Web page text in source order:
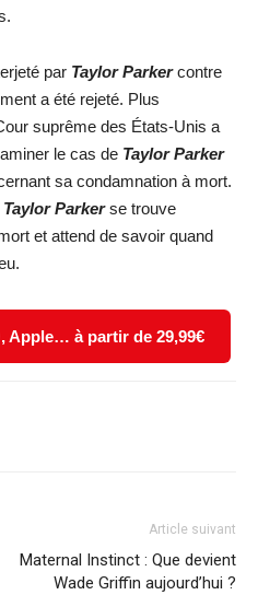
par Taylor Parkercontre
a été rejeté. Plus
suprême des États-Unis a
le cas de Taylor Parker
sa condamnation à mort.
Parkerse trouve
et attend de savoir quand
Apple… à partir de 29,99€
Article suivant
Maternal Instinct : Que devient
Wade Griffin aujourd’hui ?